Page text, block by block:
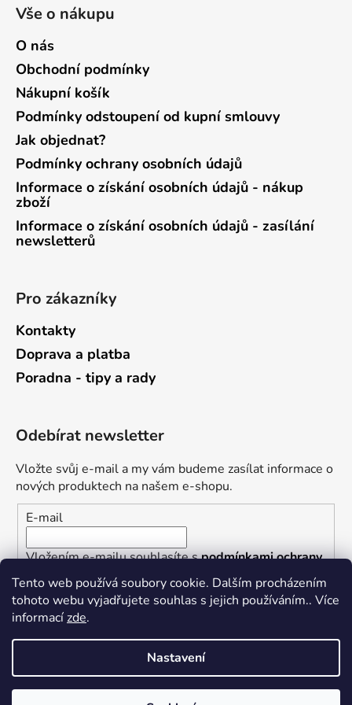
Tento web používá soubory cookie. Dalším procházením
tohoto webu vyjadřujete souhlas s jejich používáním.. Více
informacízde.
Nastavení
Vše o nákupu
O nás
Obchodní podmínky
Nákupní košík
Podmínky odstoupení od kupní smlouvy
Jak objednat?
Podmínky ochrany osobních údajů
Informace o získání osobních údajů - nákup
zboží
Informace o získání osobních údajů - zasílání
newsletterů
Pro zákazníky
Kontakty
Doprava a platba
Poradna - tipy a rady
Odebírat newsletter
Vložte svůj e-mail a my vám budeme zasílat informace o
nových produktech na našem e-shopu.
E-mail
Vložením e-mailu souhlasíte spodmínkami ochrany
osobních údajů
PŘIHLÁSIT SE
Vytvořil Shoptet